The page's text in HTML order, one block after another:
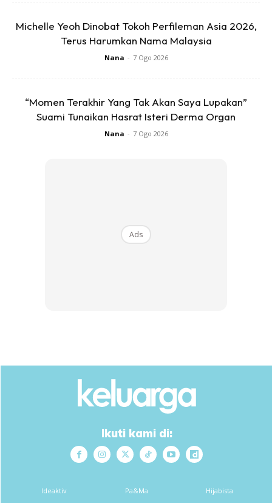
Rendam beras semalaman mampu mengurangkan
sewaktu menanak nasi pada keesokan harinya.
3. Lebihkan air sewaktu memasak
Kajian menyatakan jika kita masak dengan porsi beras dan
air sebanyak 1:5, kandungan arsenik dapat berkurangan
sehingga 50 peratus. Oleh itu, gunakan air yang banyak
menyingkirkan kandungan arsenik tersebut.
Michelle Yeoh Dinobat Tokoh Perfileman Asia 2026,
Terus Harumkan Nama Malaysia
Nana - 7 Ogo 2026
“Momen Terakhir Yang Tak Akan Saya Lupakan”
Suami Tunaikan Hasrat Isteri Derma Organ
Nana - 7 Ogo 2026
Ads
Ikuti kami di:
Ideaktiv Pa&Ma Hijabista